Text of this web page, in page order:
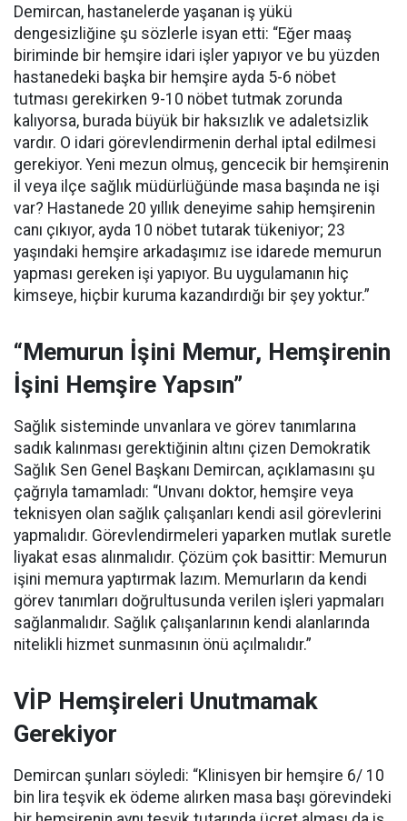
Demircan, hastanelerde yaşanan iş yükü
dengesizliğine şu sözlerle isyan etti: “Eğer maaş
biriminde bir hemşire idari işler yapıyor ve bu yüzden
hastanedeki başka bir hemşire ayda 5-6 nöbet
tutması gerekirken 9-10 nöbet tutmak zorunda
kalıyorsa, burada büyük bir haksızlık ve adaletsizlik
vardır. O idari görevlendirmenin derhal iptal edilmesi
gerekiyor. Yeni mezun olmuş, gencecik bir hemşirenin
il veya ilçe sağlık müdürlüğünde masa başında ne işi
var? Hastanede 20 yıllık deneyime sahip hemşirenin
canı çıkıyor, ayda 10 nöbet tutarak tükeniyor; 23
yaşındaki hemşire arkadaşımız ise idarede memurun
yapması gereken işi yapıyor. Bu uygulamanın hiç
kimseye, hiçbir kuruma kazandırdığı bir şey yoktur.”
“Memurun İşini Memur, Hemşirenin
İşini Hemşire Yapsın”
Sağlık sisteminde unvanlara ve görev tanımlarına
sadık kalınması gerektiğinin altını çizen Demokratik
Sağlık Sen Genel Başkanı Demircan, açıklamasını şu
çağrıyla tamamladı: “Unvanı doktor, hemşire veya
teknisyen olan sağlık çalışanları kendi asil görevlerini
yapmalıdır. Görevlendirmeleri yaparken mutlak suretle
liyakat esas alınmalıdır. Çözüm çok basittir: Memurun
işini memura yaptırmak lazım. Memurların da kendi
görev tanımları doğrultusunda verilen işleri yapmaları
sağlanmalıdır. Sağlık çalışanlarının kendi alanlarında
nitelikli hizmet sunmasının önü açılmalıdır.”
VİP Hemşireleri Unutmamak
Gerekiyor
Demircan şunları söyledi: “Klinisyen bir hemşire 6/ 10
bin lira teşvik ek ödeme alırken masa başı görevindeki